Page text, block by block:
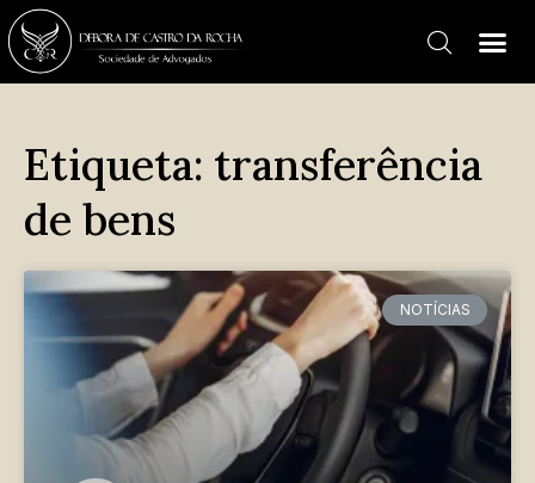
Etiqueta: transferência
de bens
NOTÍCIAS